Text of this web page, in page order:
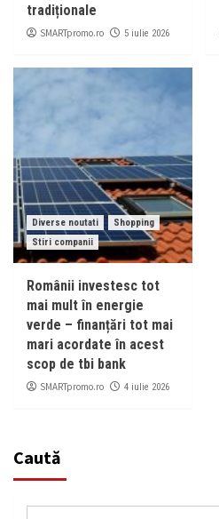
tradiționale
SMARTpromo.ro 5 iulie 2026
Diverse noutati
Shopping
Stiri companii
Românii investesc tot
mai mult în energie
verde – finanțări tot mai
mari acordate în acest
scop de tbi bank
SMARTpromo.ro 4 iulie 2026
Caută